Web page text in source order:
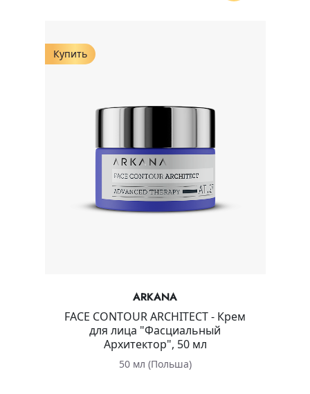
Купить
ARKANA
FACE CONTOUR ARCHITECT - Крем
для лица "Фасциальный
Архитектор", 50 мл
50 мл (Польша)